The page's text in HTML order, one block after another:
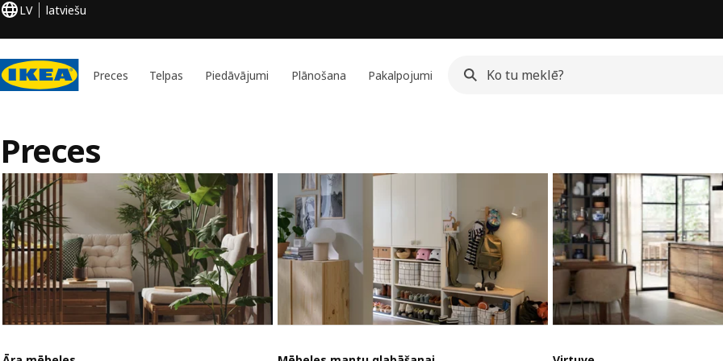
LV latviešu
Preces Telpas Piedāvājumi Plānošana Pakalpojumi
Preces